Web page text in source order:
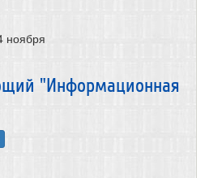
ноября
"Информационная